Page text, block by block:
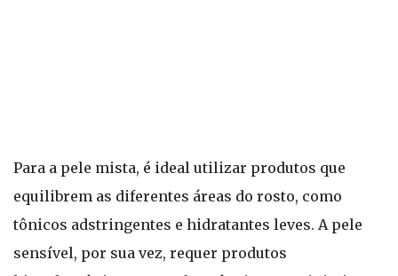
Para a pele mista, é ideal utilizar produtos que
equilibrem as diferentes áreas do rosto, como
tônicos adstringentes e hidratantes leves. A pele
sensível, por sua vez, requer produtos